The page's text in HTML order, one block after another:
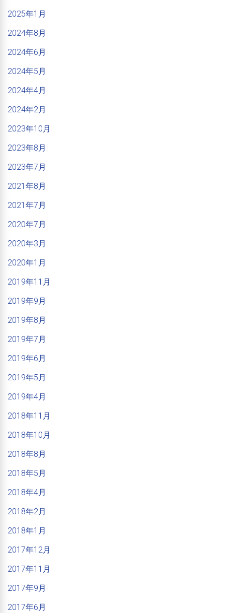
2025年1月
2024年8月
2024年6月
2024年5月
2024年4月
2024年2月
2023年10月
2023年8月
2023年7月
2021年8月
2021年7月
2020年7月
2020年3月
2020年1月
2019年11月
2019年9月
2019年8月
2019年7月
2019年6月
2019年5月
2019年4月
2018年11月
2018年10月
2018年8月
2018年5月
2018年4月
2018年2月
2018年1月
2017年12月
2017年11月
2017年9月
2017年6月